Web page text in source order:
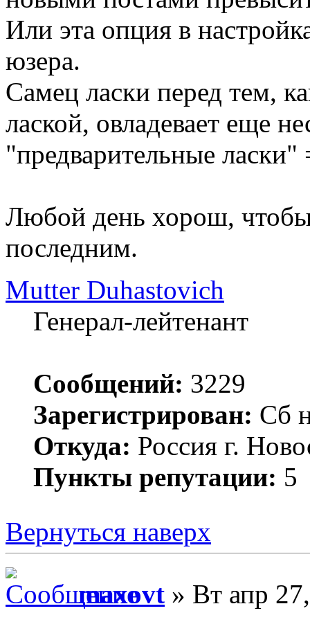
Или эта опция в
юзера.
Самец ласки перед тем,
лаской, овладевает еще
"предварительные ласки"
Любой день хорош,
последним.
Mutter Duhastovich
Генерал-лейтенант
Сообщений: 3229
Зарегистрирован: Сб
Откуда: Россия г.
Пункты репутации: 5
Вернуться наверх
maxovt » Вт апр